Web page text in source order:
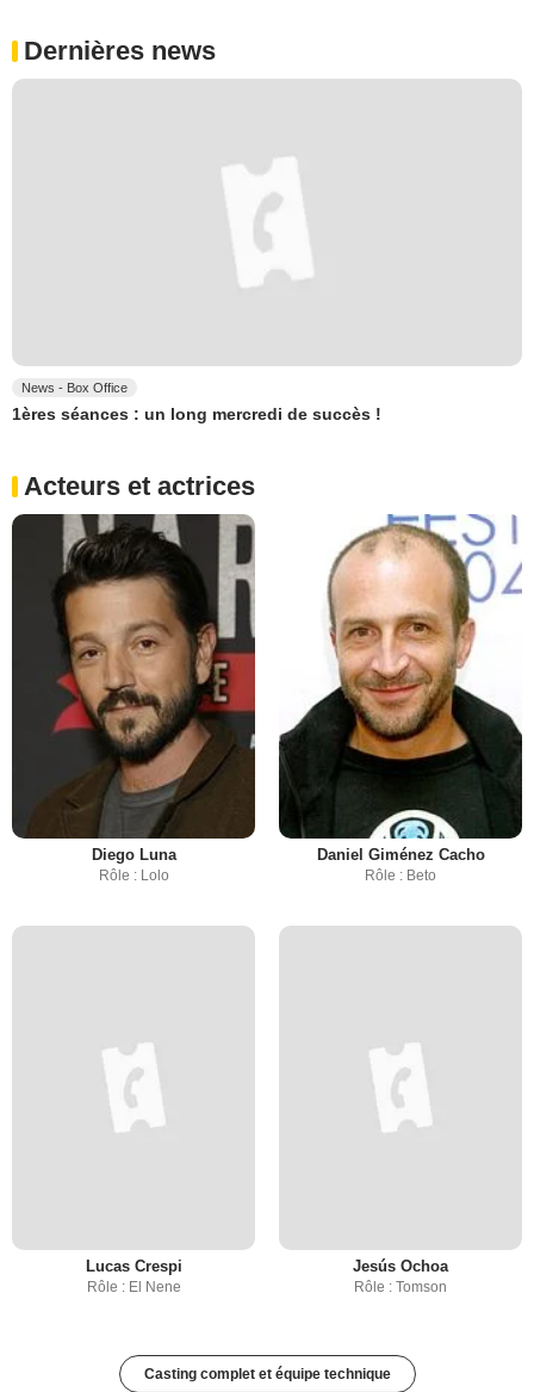
Dernières news
News - Box Office
1ères séances : un long mercredi de succès !
Acteurs et actrices
Diego Luna
Rôle : Lolo
Daniel Giménez Cacho
Rôle : Beto
Lucas Crespi
Rôle : El Nene
Jesús Ochoa
Rôle : Tomson
Casting complet et équipe technique